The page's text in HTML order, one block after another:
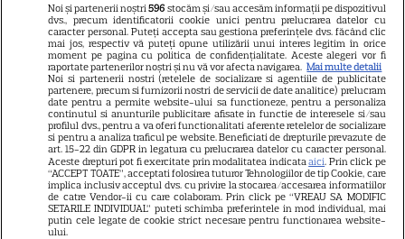
Despre Tvmania
Contact
Contacte televiziuni
Noi și partenerii noștri596 stocăm și/sau accesăm informații pe dispozitivul
dvs., precum identificatorii cookie unici pentru prelucrarea datelor cu
caracter personal. Puteți accepta sau gestiona preferințele dvs. făcând clic
mai jos, respectiv vă puteți opune utilizării unui interes legitim în orice
moment pe pagina cu politica de confidențialitate. Aceste alegeri vor fi
raportate partenerilor noștri și nu vă vor afecta navigarea. Mai multe detalii
Noi si partenerii nostri (retelele de socializare si agentiile de publicitate
partenere, precum si furnizorii nostri de servicii de date analitice) prelucram
date pentru a permite website-ului sa functioneze, pentru a personaliza
continutul si anunturile publicitare afisate in functie de interesele si/sau
profilul dvs., pentru a va oferi functionalitati aferente retelelor de socializare
si pentru a analiza traficul pe website. Beneficiati de drepturile prevazute de
art. 15-22 din GDPR in legatura cu prelucrarea datelor cu caracter personal.
Aceste drepturi pot fi exercitate prin modalitatea indicataaici. Prin click pe
“ACCEPT TOATE”, acceptati folosirea tuturor Tehnologiilor de tip Cookie, care
implica inclusiv acceptul dvs. cu privire la stocarea/accesarea informatiilor
de catre Vendor-ii cu care colaboram. Prin click pe “VREAU SA MODIFIC
SETARILE INDIVIDUAL” puteti schimba preferintele in mod individual, mai
putin cele legate de cookie strict necesare pentru functionarea website-
ului.